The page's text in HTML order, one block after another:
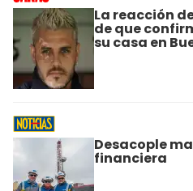
La reacción
de que
su casa en
Desacople
financiera